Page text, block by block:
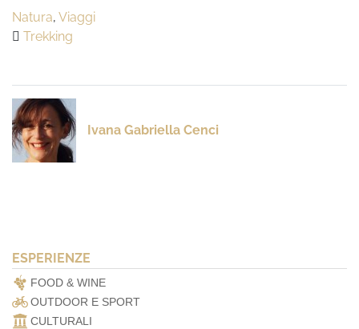
Natura, Viaggi
Trekking
Ivana Gabriella Cenci
ESPERIENZE
FOOD & WINE
OUTDOOR E SPORT
CULTURALI